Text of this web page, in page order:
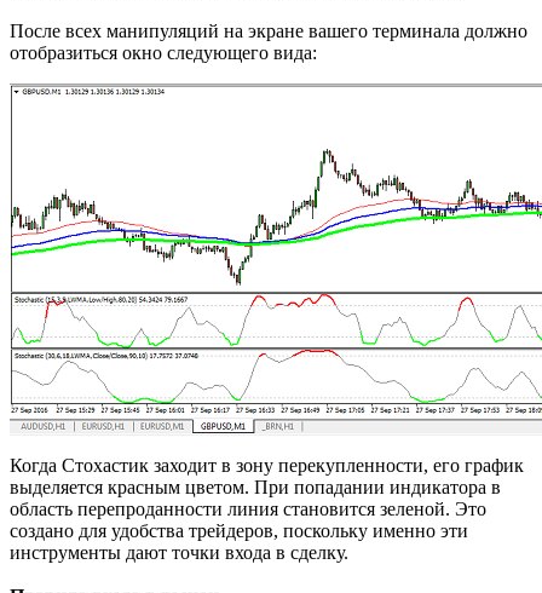
После всех манипуляций на экране вашего терминала должно
отобразиться окно следующего вида:
Когда Стохастик заходит в зону перекупленности, его график
выделяется красным цветом. При попадании индикатора в
область перепроданности линия становится зеленой. Это
создано для удобства трейдеров, поскольку именно эти
инструменты дают точки входа в сделку.